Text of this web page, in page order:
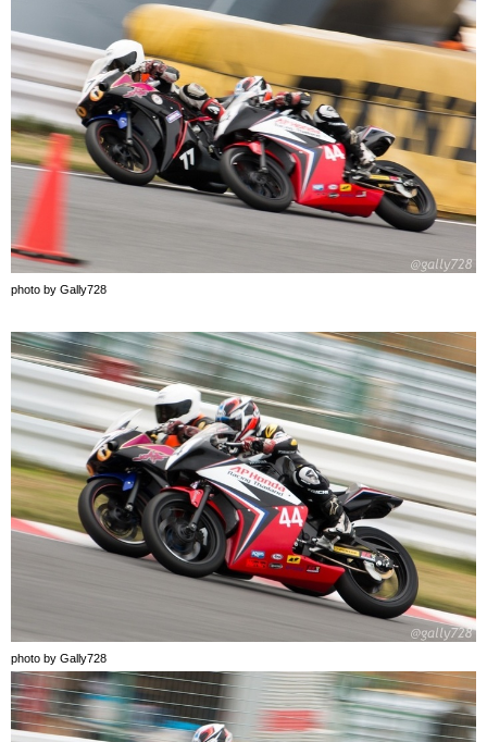
photo by Gally728
photo by Gally728